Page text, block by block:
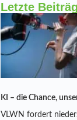
Letzte
KI – die Chance,
VLWN fordert